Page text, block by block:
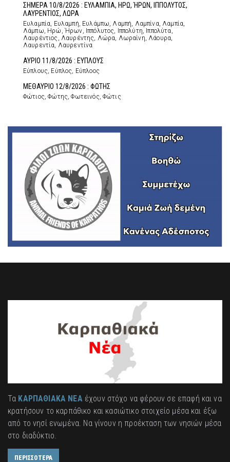
ΣΗΜΕΡΑ 10/8/2026 : ΕΥΛΑΜΠΙΑ, ΗΡΩ, ΉΡΩΝ, ΙΠΠΟΛΥΤΟΣ,
ΛΑΥΡΕΝΤΙΟΣ, ΛΩΡΑ
Ευλαμπία, Ευλαμπή, Ευλάμπω, Λαμπή, Λαμπίνα, Λαμπία,
Λάμπω, Ηρώ, Ήρων, Ιππόλυτος, Ιππολύτη, Ιππολύτα,
Λαυρέντιος, Λαυρέντης, Λώρα, Λωραίνη, Λάουρα,
Λαυρεντία, Λαυρεντίνα
ΑΥΡΙΟ 11/8/2026 : ΕΥΠΛΟΥΣ
Εύπλους, Εύπλος, Εύπλοος
ΜΕΘΑΥΡΙΟ 12/8/2026 : ΦΩΤΗΣ
Φώτιος, Φώτης, Φωτεινός, Φώτις
Τα ΚΑΡΠΑΘΙΑΚΑ ΝΕΑέχουν στόχο να φέρουν σε επαφή και να
κρατήσουν το καρπάθικο και κασιώτικο στοιχείο μέσα και έξω
από το νησί ενωμένα. Να γίνουν η προέκταση των νησιών μέσα
στο διαδύκτιο.
ΠΕΡΙΣΣΟΤΕΡΑ